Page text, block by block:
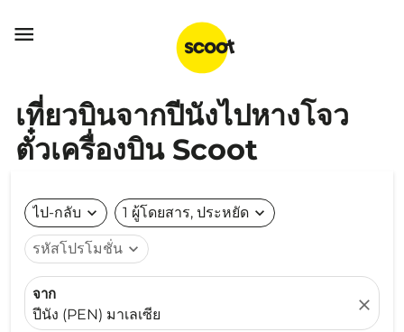

เที่ยวบินจากปีนังไปหางโจว
ตั๋วเครื่องบิน Scoot
ไป-กลับ expand_more 1 ผู้โดยสาร, ประหยัด expand_more
รหัสโปรโมชั่น expand_more
จาก
ปีนัง (PEN) มาเลเซีย
close